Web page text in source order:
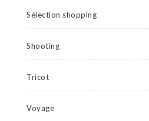
Sélection shopping
Shooting
Tricot
Voyage